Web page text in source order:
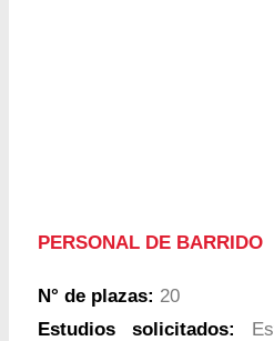
PERSONAL DE BARRIDO
N° de plazas: 20
Estudios solicitados: